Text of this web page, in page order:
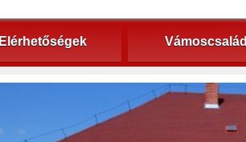
Elérhetőségek Vámoscsalád